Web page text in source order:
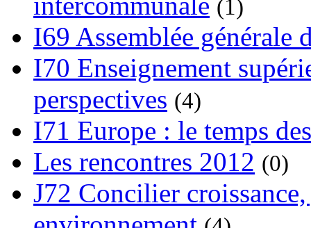
(1)
I69 Assemblée générale
I70 Enseignement
perspectives (4)
I71 Europe : le temps
Les rencontres 2012 (0)
J72 Concilier